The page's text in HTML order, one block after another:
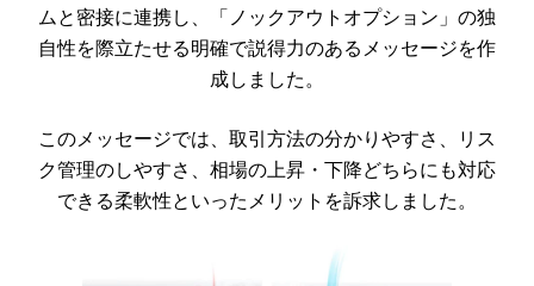
ムと密接に連携し、「ノックアウトオプション」の独
自性を際立たせる明確で説得力のあるメッセージを作
成しました。
このメッセージでは、取引方法の分かりやすさ、リス
ク管理のしやすさ、相場の上昇・下降どちらにも対応
できる柔軟性といったメリットを訴求しました。